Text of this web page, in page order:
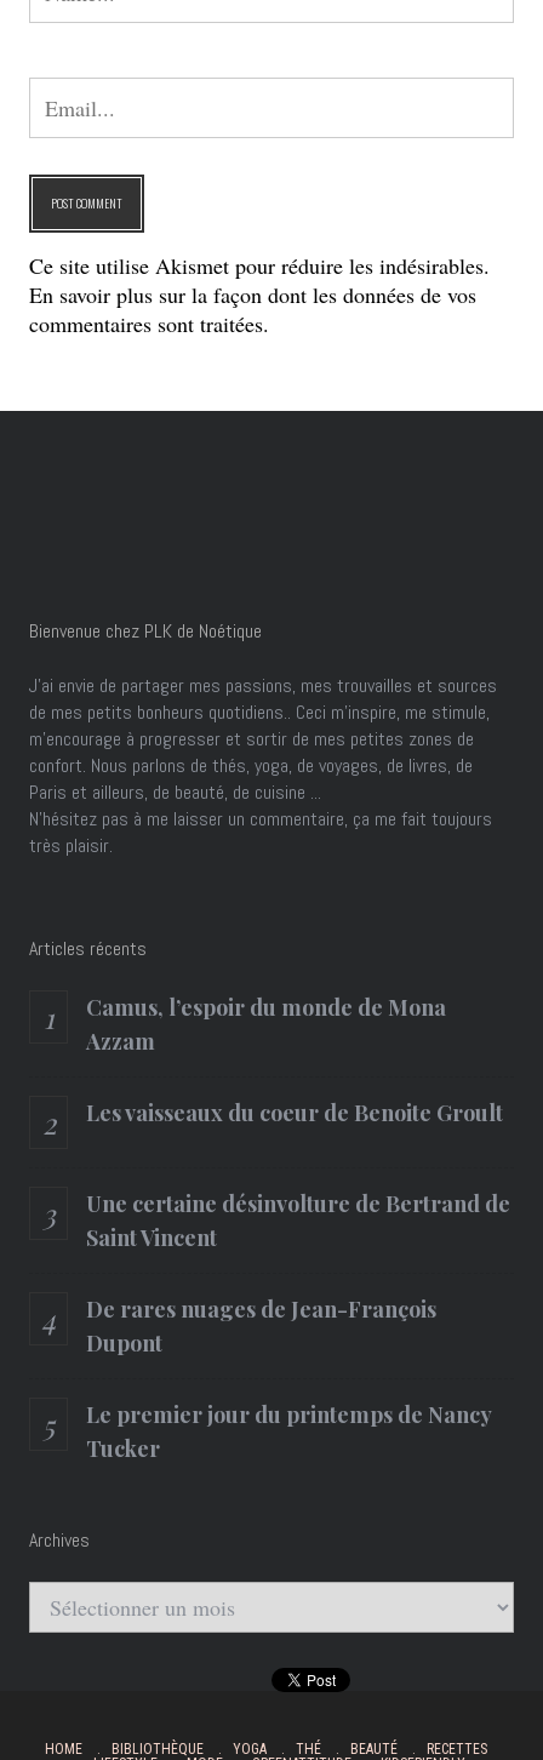
Ce site utilise Akismet pour réduire les indésirables.
En savoir plus sur la façon dont les données de vos
commentaires sont traitées.
Bienvenue chez PLK de Noétique
J’ai envie de partager mes passions, mes trouvailles et sources
de mes petits bonheurs quotidiens.. Ceci m'inspire, me stimule,
m'encourage à progresser et sortir de mes petites zones de
confort. Nous parlons de thés, yoga, de voyages, de livres, de
Paris et ailleurs, de beauté, de cuisine ...
N'hésitez pas à me laisser un commentaire, ça me fait toujours
très plaisir.
Articles récents
Camus, l’espoir du monde de Mona
Azzam
Les vaisseaux du coeur de Benoite Groult
Une certaine désinvolture de Bertrand de
Saint Vincent
De rares nuages de Jean-François
Dupont
Le premier jour du printemps de Nancy
Tucker
Archives
Archives
HOME BIBLIOTHÈQUE YOGA THÉ BEAUTÉ
RECETTES